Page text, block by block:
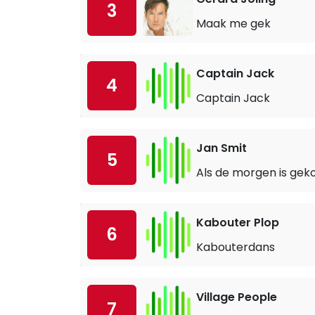
3
Maak me gek
4
Captain Jack
Captain Jack
5
Jan Smit
Als de morgen is
6
Kabouter Plop
Kabouterdans
7
Village People